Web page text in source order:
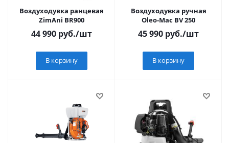
Воздуходувка ранцевая
ZimAni BR900
44 990 руб./шт
В корзину
Воздуходувка ручная
Oleo-Mac BV 250
45 990 руб./шт
В корзину